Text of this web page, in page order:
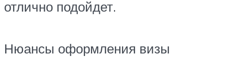
отлично подойдет.
Нюансы оформления визы